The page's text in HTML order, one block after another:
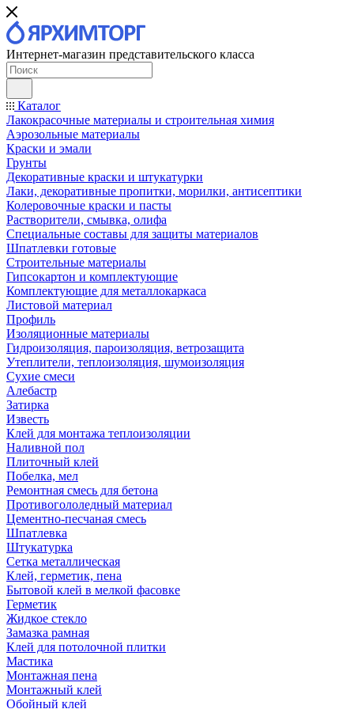
Интернет-магазин представительского класса
Каталог
Лакокрасочные материалы и строительная химия
Аэрозольные материалы
Краски и эмали
Грунты
Декоративные краски и штукатурки
Лаки, декоративные пропитки, морилки, антисептики
Колеровочные краски и пасты
Растворители, смывка, олифа
Специальные составы для защиты материалов
Шпатлевки готовые
Строительные материалы
Гипсокартон и комплектующие
Комплектующие для металлокаркаса
Листовой материал
Профиль
Изоляционные материалы
Гидроизоляция, пароизоляция, ветрозащита
Утеплители, теплоизоляция, шумоизоляция
Сухие смеси
Алебастр
Затирка
Известь
Клей для монтажа теплоизоляции
Наливной пол
Плиточный клей
Побелка, мел
Ремонтная смесь для бетона
Противогололедный материал
Цементно-песчаная смесь
Шпатлевка
Штукатурка
Сетка металлическая
Клей, герметик, пена
Бытовой клей в мелкой фасовке
Герметик
Жидкое стекло
Замазка рамная
Клей для потолочной плитки
Мастика
Монтажная пена
Монтажный клей
Обойный клей